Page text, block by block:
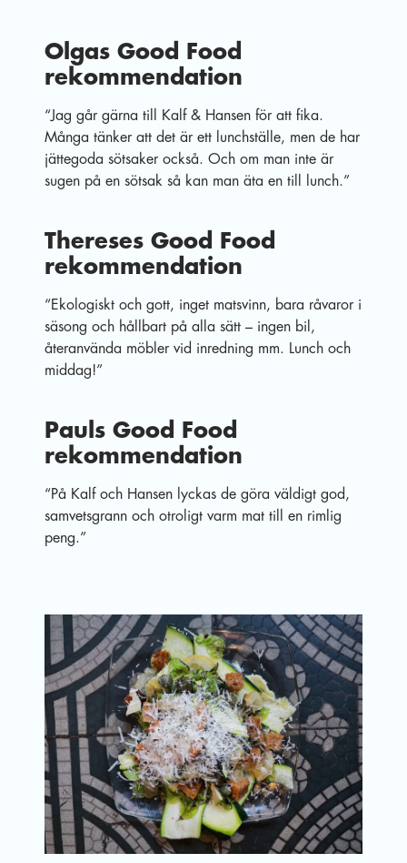
Olgas Good Food
rekommendation
“Jag går gärna till Kalf & Hansen för att fika.
Många tänker att det är ett lunchställe, men de har
jättegoda sötsaker också. Och om man inte är
sugen på en sötsak så kan man äta en till lunch.”
Thereses Good Food
rekommendation
“Ekologiskt och gott, inget matsvinn, bara råvaror i
säsong och hållbart på alla sätt – ingen bil,
återanvända möbler vid inredning mm. Lunch och
middag!”
Pauls Good Food
rekommendation
“På Kalf och Hansen lyckas de göra väldigt god,
samvetsgrann och otroligt varm mat till en rimlig
peng.”